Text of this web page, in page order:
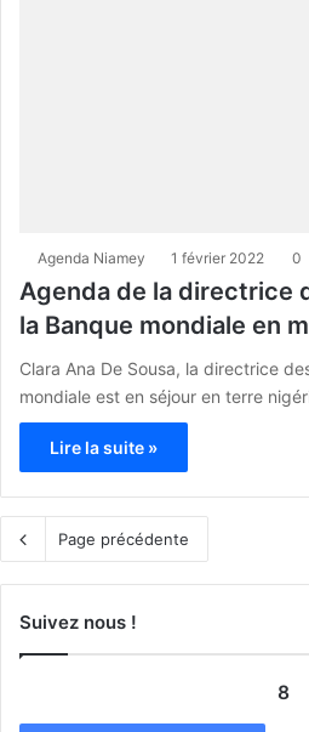
Agenda Niamey 1 février 2022 0
Agenda de la directrice
la Banque mondiale en
Clara Ana De Sousa, la directrice
mondiale est en séjour en terre
Lire la suite »
Page précédente
Suivez nous !
8